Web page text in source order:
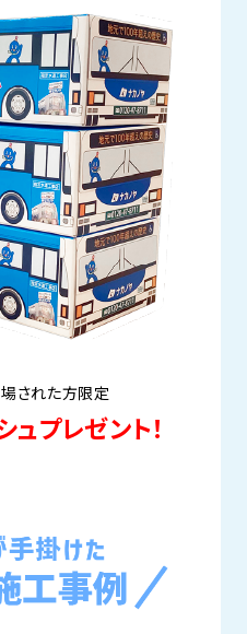
された方限定
ュプレゼント！